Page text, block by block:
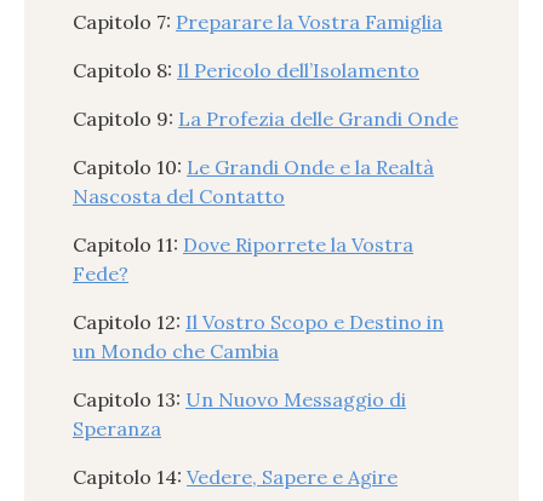
Capitolo 7: Preparare la Vostra Famiglia
Capitolo 8: Il Pericolo dell’Isolamento
Capitolo 9: La Profezia delle Grandi Onde
Capitolo 10: Le Grandi Onde e la Realtà
Nascosta del Contatto
Capitolo 11: Dove Riporrete la Vostra
Fede?
Capitolo 12: Il Vostro Scopo e Destino in
un Mondo che Cambia
Capitolo 13: Un Nuovo Messaggio di
Speranza
Capitolo 14: Vedere, Sapere e Agire